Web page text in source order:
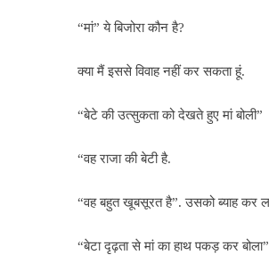
“मां” ये बिजोरा कौन है?
क्या मैं इससे विवाह नहीं कर सकता हूं.
“बेटे की उत्सुकता को देखते हुए मां बोली”
“वह राजा की बेटी है.
“वह बहुत खूबसूरत है”. उसको ब्याह कर
“बेटा दृढ़ता से मां का हाथ पकड़ कर बोला”